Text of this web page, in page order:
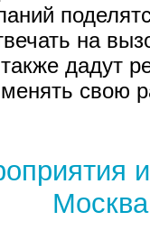
на
дадут
свою
Москва